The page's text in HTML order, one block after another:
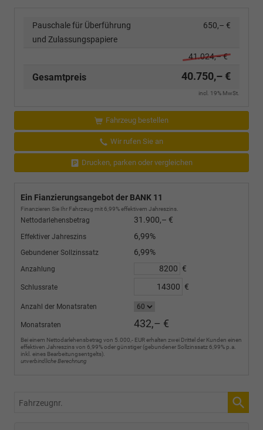
Pauschale für Überführung
und Zulassungspapiere
650,– €
41.024,– €
Gesamtpreis 40.750,– €
incl. 19% MwSt.
Fahrzeug bestellen
Wir rufen Sie an
Drucken, parken oder vergleichen
Ein Fianzierungsangebot der BANK 11
Finanzieren Sie Ihr Fahrzeug mit 6,99% effektivem Jahreszins.
Nettodarlehensbetrag 31.900,– €
Effektiver Jahreszins 6,99%
Gebundener Sollzinssatz 6,99%
Anzahlung €
Schlussrate €
Anzahl der Monatsraten
Monatsraten 432,– €
Bei einem Nettodarlehensbetrag von 5.000,- EUR erhalten zwei Drittel der Kunden einen
effektiven Jahreszins von 6,99% oder günstiger (gebundener Sollzinssatz 6,99% p.a.
inkl. eines Bearbeitungsentgelts).
unverbindliche Berechnung
Fahrzeugnr.